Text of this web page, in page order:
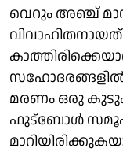
വെറും അഞ്ച്
സഹോദരങ്ങളിൽ
മരണം ഒരു
ഫുട്ബോൾ